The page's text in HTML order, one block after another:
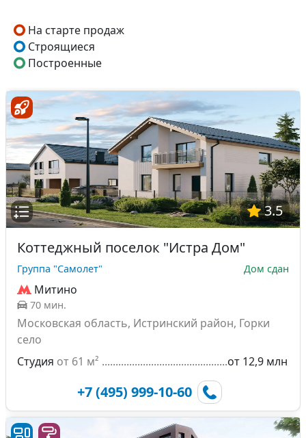
На старте продаж
Строящиеся
Построенные
3.5
Коттеджный поселок "Истра Дом"
Группа "Самолет" Дом сдан
Митино
70 мин.
Московская область, Истринский район, Горки
село
Студия от 61 м² от 12,9 млн
+7 (495) 999-10-60